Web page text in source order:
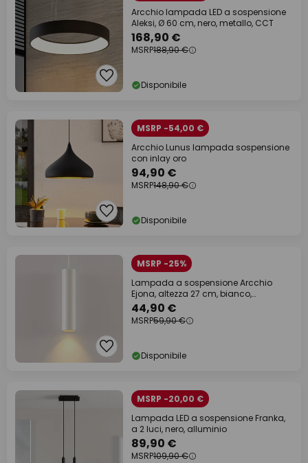
Arcchio lampada LED a sospensione
Aleksi, Ø 60 cm, nero, metallo, CCT
168,90 €
MSRP188,90 €
Disponibile
MSRP -54,00 €
Arcchio Lunus lampada sospensione
con inlay oro
94,90 €
MSRP148,90 €
Disponibile
MSRP -25%
Lampada a sospensione Arcchio
Ejona, altezza 27 cm, bianco,
alluminio
44,90 €
MSRP59,90 €
Disponibile
MSRP -20,00 €
Lampada LED a sospensione Franka,
a 2 luci, nero, alluminio
89,90 €
MSRP109,90 €